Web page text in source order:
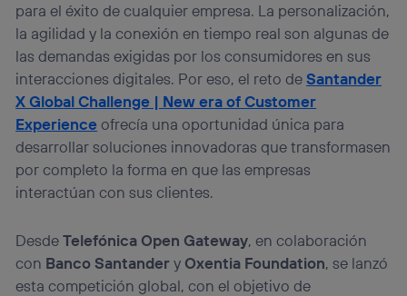
para el éxito de cualquier empresa. La personalización,
la agilidad y la conexión en tiempo real son algunas de
las demandas exigidas por los consumidores en sus
interacciones digitales. Por eso, el reto deSantander
X Global Challenge | New era of Customer
Experienceofrecía una oportunidad única para
desarrollar soluciones innovadoras que transformasen
por completo la forma en que las empresas
interactúan con sus clientes.
DesdeTelefónica Open Gateway, en colaboración
con Banco Santandery Oxentia Foundation, se lanzó
esta competición global, con el objetivo de